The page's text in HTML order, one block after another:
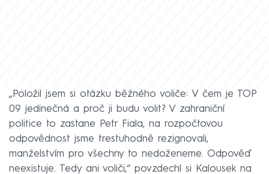
„Položil jsem si otázku běžného voliče: V čem je TOP
09 jedinečná a proč ji budu volit? V zahraniční
politice to zastane Petr Fiala, na rozpočtovou
odpovědnost jsme trestuhodně rezignovali,
manželstvím pro všechny to nedoženeme. Odpověď
neexistuje. Tedy ani voliči,“ povzdechl si Kalousek na